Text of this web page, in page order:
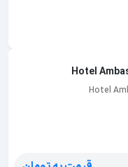
Hotel
Hotel